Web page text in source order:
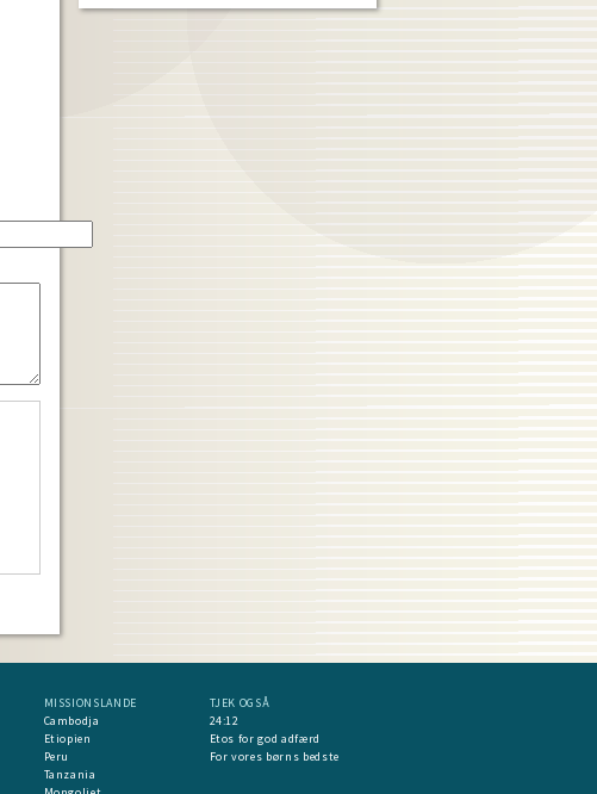
MISSIONSLANDE
Cambodja
Etiopien
Peru
Tanzania
TJEK OGSÅ
24:12
Etos for god adfærd
For vores børns bedste